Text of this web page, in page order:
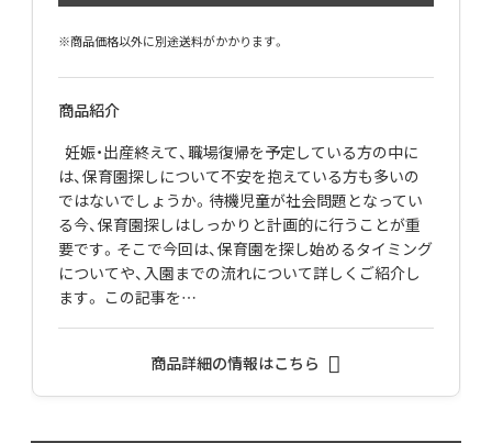
※商品価格以外に別途送料がかかります。
商品紹介
妊娠・出産終えて、職場復帰を予定している方の中に
は、保育園探しについて不安を抱えている方も多いの
ではないでしょうか。待機児童が社会問題となってい
る今、保育園探しはしっかりと計画的に行うことが重
要です。そこで今回は、保育園を探し始めるタイミング
についてや、入園までの流れについて詳しくご紹介し
ます。 この記事を…
商品詳細の情報はこちら